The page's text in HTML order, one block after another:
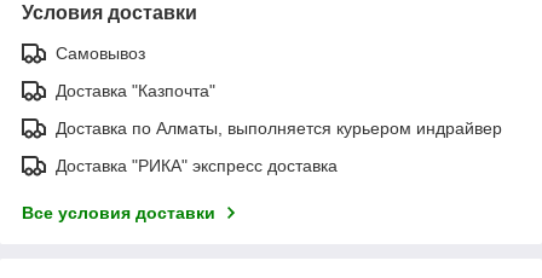
Условия доставки
Самовывоз
Доставка "Казпочта"
Доставка по Алматы, выполняется курьером индрайвер
Доставка "РИКА" экспресс доставка
Все условия доставки